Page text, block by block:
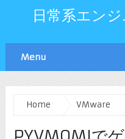
日常系エン
Menu
Home VMware